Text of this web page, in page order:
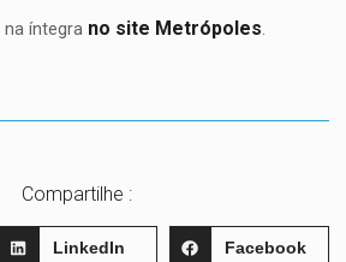
na íntegra no site Metrópoles.
Compartilhe :
LinkedIn Facebook